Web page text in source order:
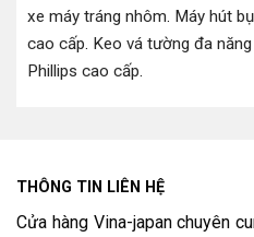
xe máy tráng nhôm. Máy hút
cao cấp. Keo vá tường đa
Phillips cao cấp.
THÔNG TIN LIÊN HỆ
Cửa hàng Vina-japan chuyên